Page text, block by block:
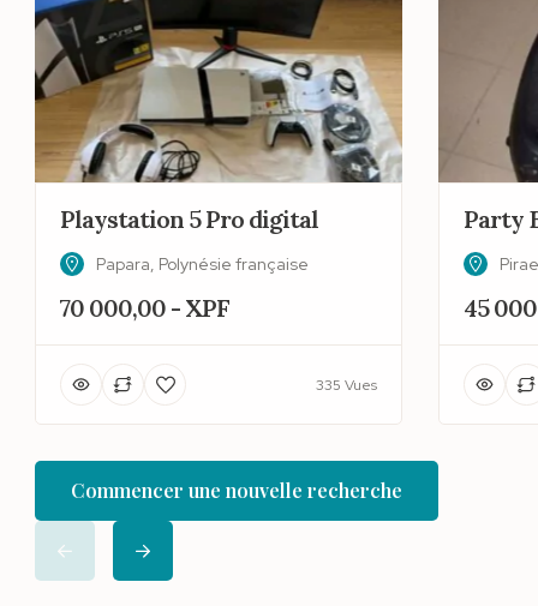
Playstation 5 Pro digital
Papara, Polynésie française
70 000,00 - XPF
335 Vues
Party
45
Commencer une nouvelle recherche